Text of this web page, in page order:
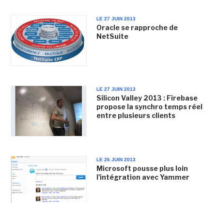
LE 27 JUIN 2013
Oracle se rapproche de
NetSuite
LE 27 JUIN 2013
Silicon Valley 2013 : Firebase
propose la synchro temps réel
entre plusieurs clients
LE 26 JUIN 2013
Microsoft pousse plus loin
l'intégration avec Yammer